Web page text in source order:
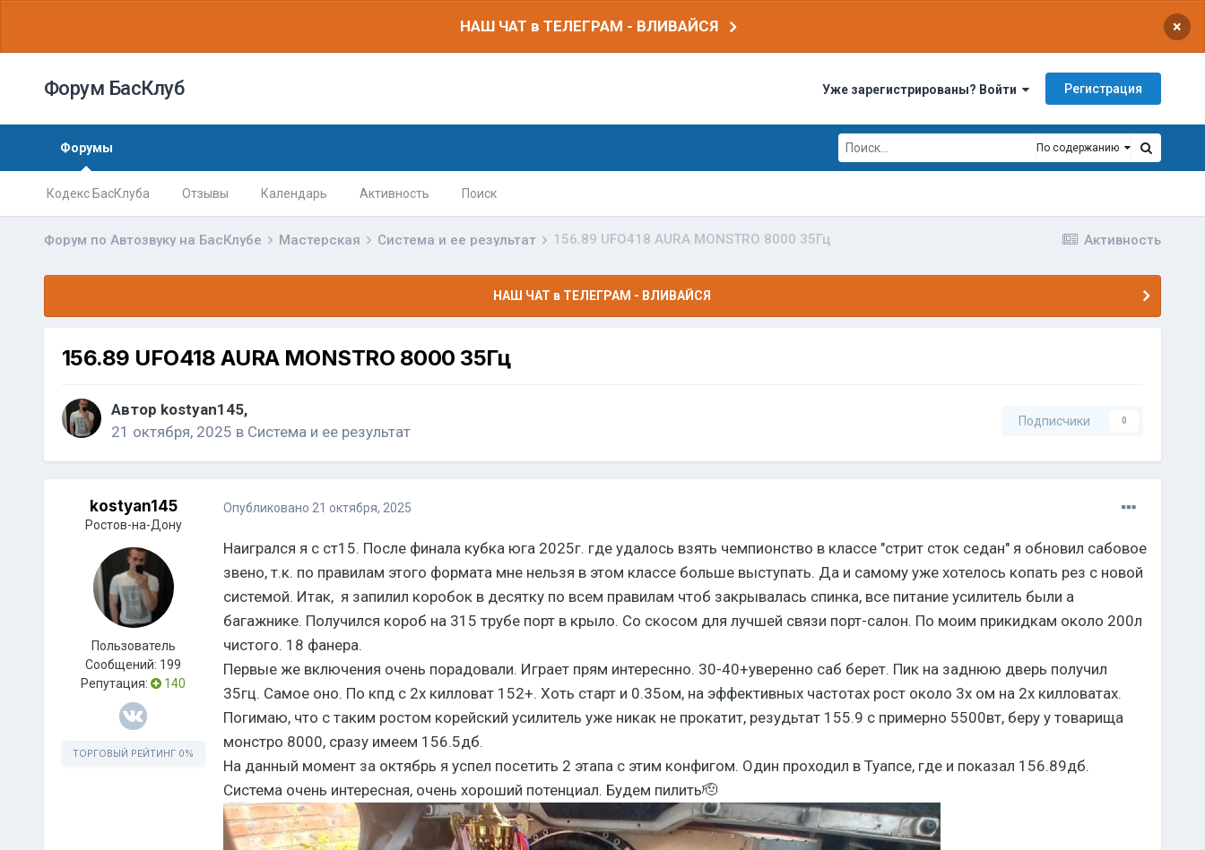
НАШ ЧАТ в ТЕЛЕГРАМ - ВЛИВАЙСЯ ×
Форум БасКлуб Уже зарегистрированы? Войти Регистрация
Форумы
Кодекс БасКлуба Отзывы Календарь Активность Поиск
По содержанию
Активность
Форум по Автозвуку на БасКлубе Мастерская Система и ее результат 156.89 UFO418 AURA MONSTRO 8000 35Гц
НАШ ЧАТ в ТЕЛЕГРАМ - ВЛИВАЙСЯ
156.89 UFO418 AURA MONSTRO 8000 35Гц
Автор kostyan145,
21 октября, 2025 в Система и ее результат
Подписчики 0
kostyan145
Ростов-на-Дону
Пользователь
Сообщений: 199
Репутация:
140
ТОРГОВЫЙ РЕЙТИНГ 0%
Опубликовано 21 октября, 2025
Наигрался я с ст15. После финала кубка юга 2025г. где удалось взять чемпионство в классе "стрит сток седан" я обновил сабовое
звено, т.к. по правилам этого формата мне нельзя в этом классе больше выступать. Да и самому уже хотелось копать рез с новой
системой. Итак, я запилил коробок в десятку по всем правилам чтоб закрывалась спинка, все питание усилитель были а
багажнике. Получился короб на 315 трубе порт в крыло. Со скосом для лучшей связи порт-салон. По моим прикидкам около 200л
чистого. 18 фанера.
Первые же включения очень порадовали. Играет прям интереснно. 30-40+уверенно саб берет. Пик на заднюю дверь получил
35гц. Самое оно. По кпд с 2х килловат 152+. Хоть старт и 0.35ом, на эффективных частотах рост около 3х ом на 2х килловатах.
Погимаю, что с таким ростом корейский усилитель уже никак не прокатит, резудьтат 155.9 с примерно 5500вт, беру у товарища
монстро 8000, сразу имеем 156.5дб.
На данный момент за октябрь я успел посетить 2 этапа с этим конфигом. Один проходил в Туапсе, где и показал 156.89дб.
Система очень интересная, очень хороший потенциал. Будем пилить🫡